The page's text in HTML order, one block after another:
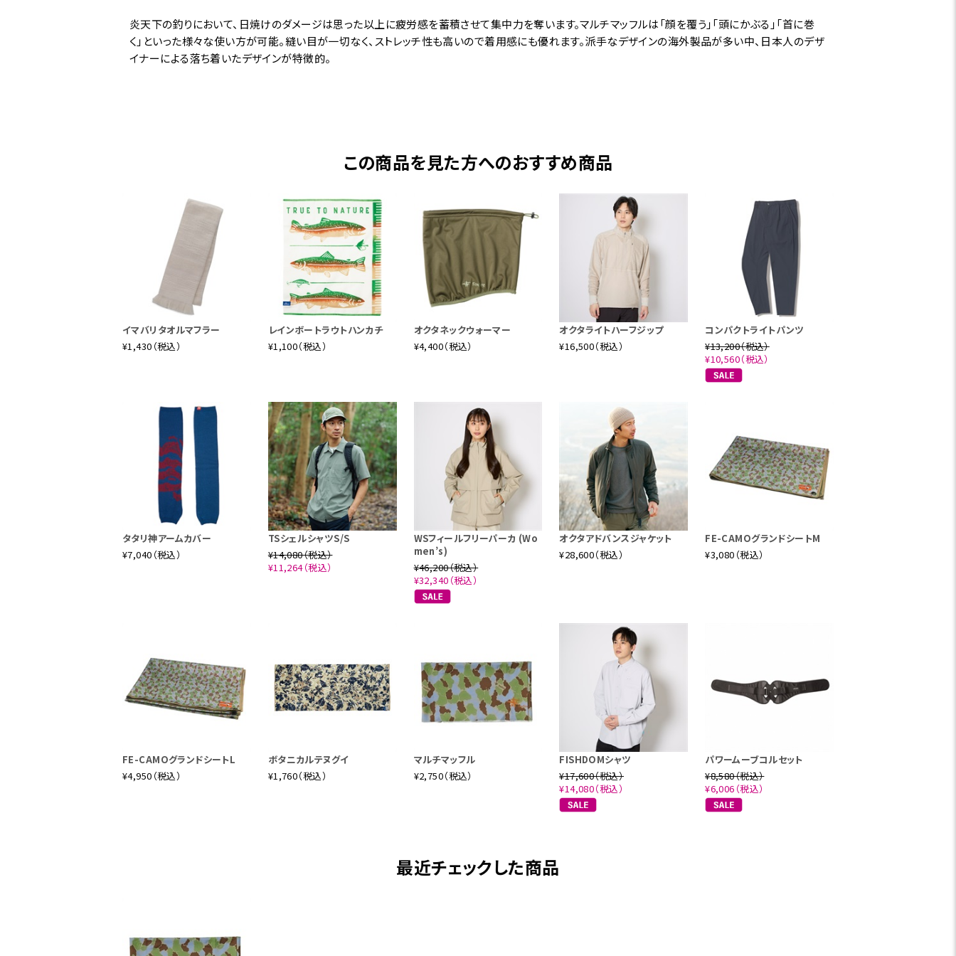
炎天下の釣りにおいて、日焼けのダメージは思った以上に疲労感を蓄積させて集中力を奪います。マルチマッフルは「顔を覆う」「頭にかぶる」「首に巻
く」といった様々な使い方が可能。縫い目が一切なく、ストレッチ性も高いので着用感にも優れます。派手なデザインの海外製品が多い中、日本人のデザ
イナーによる落ち着いたデザインが特徴的。
この商品を見た方へのおすすめ商品
イマバリタオルマフラー
¥1,430（税込）
レインボートラウトハンカチ
¥1,100（税込）
オクタネックウォーマー
¥4,400（税込）
オクタライトハーフジップ
¥16,500（税込）
コンパクトライトパンツ
¥13,200（税込）
¥10,560（税込）
タタリ神アームカバー
¥7,040（税込）
TSシェルシャツS/S
¥14,080（税込）
¥11,264（税込）
WSフィールフリーパーカ (Wo
men’s)
¥46,200（税込）
¥32,340（税込）
オクタアドバンスジャケット
¥28,600（税込）
FE-CAMOグランドシートM
¥3,080（税込）
FE-CAMOグランドシートL
¥4,950（税込）
ボタニカルテヌグイ
¥1,760（税込）
マルチマッフル
¥2,750（税込）
FISHDOMシャツ
¥17,600（税込）
¥14,080（税込）
パワームーブコルセット
¥8,580（税込）
¥6,006（税込）
最近チェックした商品